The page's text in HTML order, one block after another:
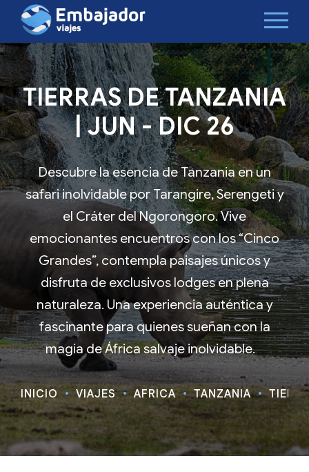
TIERRAS DE TANZANIA
| JUN - DIC 26
Descubre la esencia de Tanzania en un
safari inolvidable por Tarangire, Serengeti y
el Cráter del Ngorongoro. Vive
emocionantes encuentros con los “Cinco
Grandes”, contempla paisajes únicos y
disfruta de exclusivos lodges en plena
naturaleza. Una experiencia auténtica y
fascinante para quienes sueñan con la
magia de África salvaje inolvidable.
INICIO VIAJES ÁFRICA TANZANIA